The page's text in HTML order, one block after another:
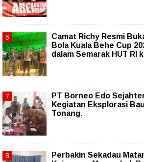
Camat Richy Resmi
Bola Kuala Behe Cup
dalam Semarak HUT RI
PT Borneo Edo
Kegiatan Eksplorasi
Tonang.
Perbakin Sekadau